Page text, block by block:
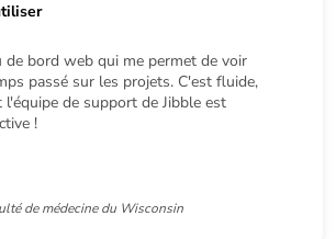
de bord web qui me permet de voir
passé sur les projets. C'est fluide,
l'équipe de support de Jibble est
!
de médecine du Wisconsin